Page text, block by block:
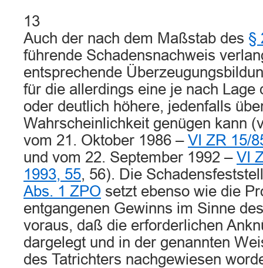
13
Auch der nach dem Maßstab des §
führende Schadensnachweis
entsprechende
für die allerdings eine je nach Lage
oder deutlich höhere, jedenfalls
Wahrscheinlichkeit genügen kann
vom 21. Oktober 1986 – VI ZR 15/
und vom 22. September 1992 – VI
1993, 55, 56). Die
Abs. 1 ZPO setzt ebenso wie die
entgangenen Gewinns im Sinne
voraus, daß die erforderlichen
dargelegt und in der genannten
des Tatrichters nachgewiesen